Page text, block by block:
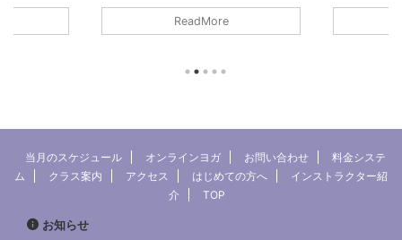
半のクラスの様
グやインスタをみ
るマイナーなスタ
元気に年をと ...
うになっています。（今は7/30）と
いうことでクラスの様子は今回、写真
約状況 2026/7/26(日)22:30現在定員
ていただきます。早めに予約を入れて
定作業7/17（金）15:30プライベート
【予約済】7/18（土）10:3 ...
ReadMore
のこ
た次
グ)よ
ら→
当月のスケジュール オンラインヨガ お問い合わせ
料金システ
ム
クラス案内 アクセス はじめての方へ
インストラクター紹
介
TOP
お知らせ